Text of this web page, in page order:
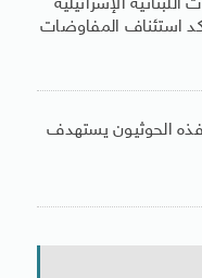
الإسرائيلية
استئناف المفاوضات
الحوثيون يستهدف